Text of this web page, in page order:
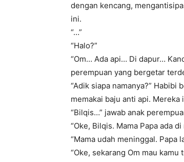
dengan kencang,
ini.
“…”
“Halo?”
“Om… Ada api… Di dapur…
perempuan yang bergetar
“Adik siapa namanya?”
memakai baju anti api.
“Bilqis…” jawab anak
“Oke, Bilqis. Mama Papa ada di
“Mama udah meninggal. Papa
“Oke, sekarang Om mau